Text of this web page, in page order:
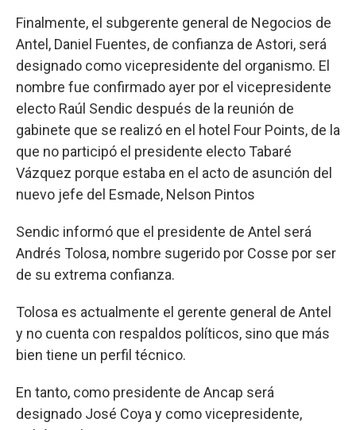
Finalmente, el subgerente general de Negocios de
Antel, Daniel Fuentes, de confianza de Astori, será
designado como vicepresidente del organismo. El
nombre fue confirmado ayer por el vicepresidente
electo Raúl Sendic después de la reunión de
gabinete que se realizó en el hotel Four Points, de la
que no participó el presidente electo Tabaré
Vázquez porque estaba en el acto de asunción del
nuevo jefe del Esmade, Nelson Pintos
Sendic informó que el presidente de Antel será
Andrés Tolosa, nombre sugerido por Cosse por ser
de su extrema confianza.
Tolosa es actualmente el gerente general de Antel
y no cuenta con respaldos políticos, sino que más
bien tiene un perfil técnico.
En tanto, como presidente de Ancap será
designado José Coya y como vicepresidente,